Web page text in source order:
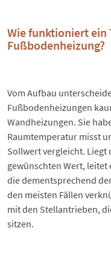
Wie funktioniert ein
Fußbodenheizung?
Vom Aufbau
Fußbodenheizungen
Wandheizungen. Sie
Raumtemperatur misst
Sollwert vergleicht.
gewünschten Wert,
die dementsprechend
den meisten Fällen
mit den Stellantrieben,
sitzen.